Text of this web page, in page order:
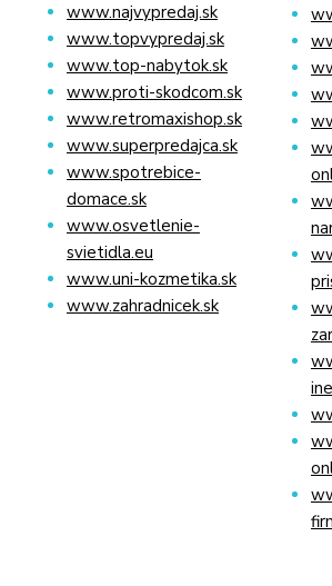
www.najvypredaj.sk
www.topvypredaj.sk
www.top-nabytok.sk
www.proti-skodcom.sk
www.retromaxishop.sk
www.superpredajca.sk
www.spotrebice-
domace.sk
www.osvetlenie-
svietidla.eu
www.uni-kozmetika.sk
www.zahradnicek.sk
ine